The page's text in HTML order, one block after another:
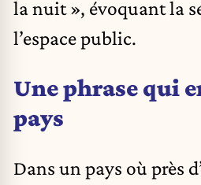
la nuit », évoquant la
l’espace public.
Une phrase qui
pays
Dans un pays où près